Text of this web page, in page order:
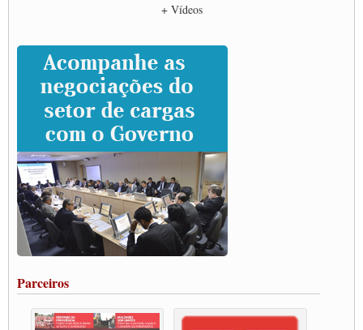
CNTTL e entidades dos caminhoneiros conversam com governo Lula sobre pautas
Caminhoneiros prometem paralisação e cobram diálogo com Lula
CNTTL e lideranças de caminhoneiros participam de debate sobre saúde nas
rodovias
Paulinho e Litti debatem política global para transporte rodoviário de cargas na
SUTCRA no Uruguai
Grande Conquista da Categoria transporte de Cargas e Caminhoneiros Autonomos
ENCONTRO INTERNACIONAL EM APOIO A CLASSE TRABALHADORA
DO BRASIL E A ELEIÇÃO 2022
Carta às Brasileiras e aos Brasileiros em Defesa do Estado Democrático de Direito
Paulinho, presidente da CNTTL, faz balanço do 3º Congresso da CNTTL
Caminhoneiros aprovam greve a partir do 1º de novembro
Rodoviários de Feira Santana fazem Assembleia para avaliar proposta de reajuste
salarial
Vacina Já: Lockdown de 24 horas dos trabalhadores em transportes está mantido,
Condutores de Guarulhos farão greve sanitária nesta terça-feira (20)
+ Vídeos
Parceiros